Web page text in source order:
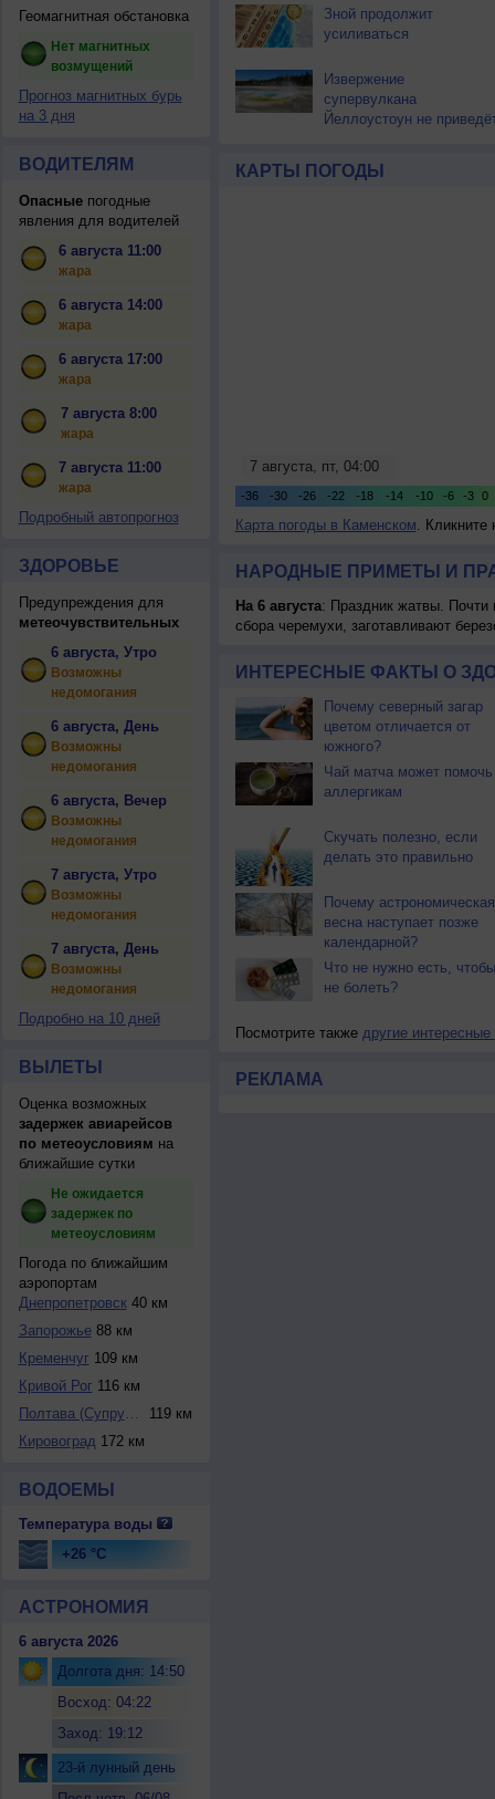
Геомагнитная обстановка
Нет магнитных
возмущений
Прогноз магнитных бурь
на 3 дня
ВОДИТЕЛЯМ
Опасныепогодные
явления для водителей
6 августа 11:00
жара
6 августа 14:00
жара
6 августа 17:00
жара
7 августа 8:00
жара
7 августа 11:00
жара
Подробный автопрогноз
ЗДОРОВЬЕ
Предупреждения для
метеочувствительных
6 августа, Утро
Возможны
недомогания
6 августа, День
Возможны
недомогания
6 августа, Вечер
Возможны
недомогания
7 августа, Утро
Возможны
недомогания
7 августа, День
Возможны
недомогания
Подробно на 10 дней
ВЫЛЕТЫ
Оценка возможных
задержек авиарейсов
по метеоусловиям на
ближайшие сутки
Не ожидается
задержек по
метеоусловиям
Погода по ближайшим
аэропортам
Днепропетровск40 км
Запорожье88 км
Кременчуг 109 км
Кривой Рог 116 км
Полтава (Супрунов...
119 км
Кировоград 172 км
ВОДОЕМЫ
Температура воды
+26 °C
АСТРОНОМИЯ
6 августа 2026
Долгота дня: 14:50
Восход: 04:22
Заход: 19:12
23-й лунный день
Зной продолжит
усиливаться
Извержение
супервулкана
Йеллоустоун не
КАРТЫ ПОГОДЫ
Карта погоды в Каменском. Кликните
НАРОДНЫЕ ПРИМЕТЫ И
На 6 августа: Праздник жатвы. Почти
сбора черемухи, заготавливают
ИНТЕРЕСНЫЕ ФАКТЫ О
Почему северный загар
цветом отличается от
южного?
Чай матча может помочь
аллергикам
Скучать полезно, если
делать это правильно
Почему астрономическая
весна наступает позже
календарной?
Что не нужно есть, чтобы
не болеть?
Посмотрите также другие интересные
РЕКЛАМА